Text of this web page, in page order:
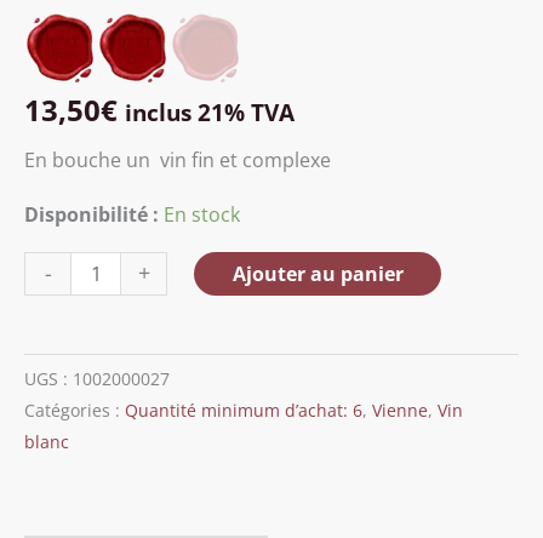
13,50€ inclus 21% TVA
En bouche un vin fin et complexe
Disponibilité : En stock
-
quantité
de
Veltliner
"Bruch"
2024
+ Ajouter au panier
UGS : 1002000027
Catégories : Quantité minimum d’achat: 6, Vienne, Vin
blanc